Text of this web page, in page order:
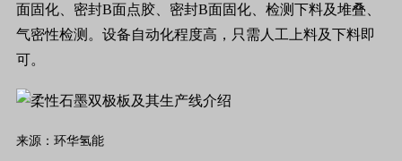
面固化、密封B面点胶、密封B面固化、检测下料及堆叠、
气密性检测。设备自动化程度高，只需人工上料及下料即
可。
来源：环华氢能